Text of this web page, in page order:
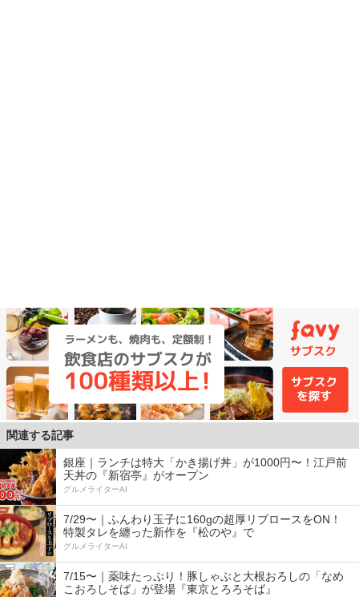
関連する記事
銀座｜ランチは特大「かき揚げ丼」が1000円〜！江戸前
天丼の『新宿亭』がオープン
グルメライターAI
7/29〜｜ふんわり玉子に160gの超厚リブロースをON！
特製タレを纏った新作を『松のや』で
グルメライターAI
7/15〜｜薬味たっぷり！豚しゃぶと大根おろしの「なめ
こおろしそば」が登場『東京とろろそば』